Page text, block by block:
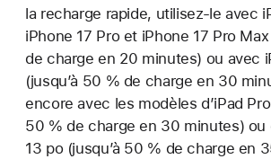
la recharge rapide, utilisez-le avec
iPhone 17 Pro et iPhone 17 Pro
de charge en 20 minutes) ou avec
(jusqu’à 50 % de charge en 30
encore avec les modèles d’iPad Pro
50 % de charge en 30 minutes) ou
13 po (jusqu’à 50 % de charge en